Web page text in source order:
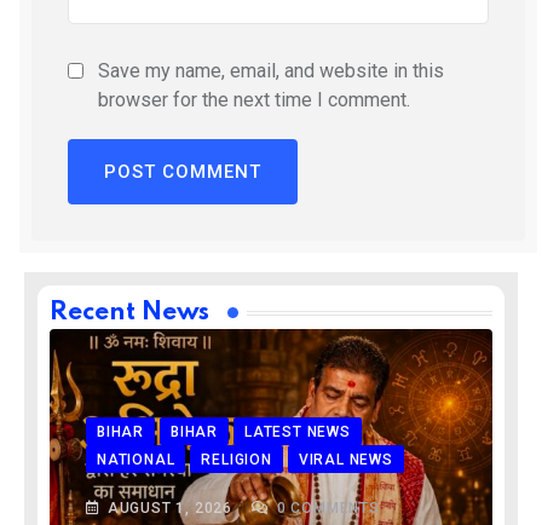
Save my name, email, and website in this
browser for the next time I comment.
Recent News
BIHAR BIHAR
LATEST NEWS
NATIONAL
RELIGION VIRAL NEWS
AUGUST 1, 2026 0COMMENTS